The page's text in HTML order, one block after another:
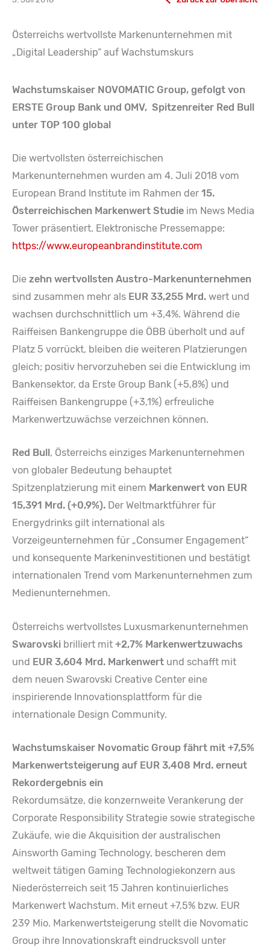
Österreichs wertvollste Markenunternehmen mit
„Digital Leadership“ auf Wachstumskurs
Wachstumskaiser NOVOMATIC Group, gefolgt von
ERSTE Group Bank und OMV, Spitzenreiter Red Bull
unter TOP 100 global
Die wertvollsten österreichischen
Markenunternehmen wurden am 4. Juli 2018 vom
European Brand Institute im Rahmen der 15.
Österreichischen Markenwert Studie im News Media
Tower präsentiert. Elektronische Pressemappe:
https://www.europeanbrandinstitute.com
Die zehn wertvollsten Austro-Markenunternehmen
sind zusammen mehr als EUR 33,255 Mrd. wert und
wachsen durchschnittlich um +3,4%. Während die
Raiffeisen Bankengruppe die ÖBB überholt und auf
Platz 5 vorrückt, bleiben die weiteren Platzierungen
gleich; positiv hervorzuheben sei die Entwicklung im
Bankensektor, da Erste Group Bank (+5,8%) und
Raiffeisen Bankengruppe (+3,1%) erfreuliche
Markenwertzuwächse verzeichnen können.
Red Bull , Österreichs einziges Markenunternehmen
von globaler Bedeutung behauptet
Spitzenplatzierung mit einem Markenwert von EUR
15,391 Mrd. (+0,9%). Der Weltmarktführer für
Energydrinks gilt international als
Vorzeigeunternehmen für „Consumer Engagement“
und konsequente Markeninvestitionen und bestätigt
internationalen Trend vom Markenunternehmen zum
Medienunternehmen.
Österreichs wertvollstes Luxusmarkenunternehmen
Swarovski brilliert mit +2,7% Markenwertzuwachs
und EUR 3,604 Mrd. Markenwert und schafft mit
dem neuen Swarovski Creative Center eine
inspirierende Innovationsplattform für die
internationale Design Community.
Wachstumskaiser Novomatic Group fährt mit +7,5%
Markenwertsteigerung auf EUR 3,408 Mrd. erneut
Rekordergebnis ein
Rekordumsätze, die konzernweite Verankerung der
Corporate Responsibility Strategie sowie strategische
Zukäufe, wie die Akquisition der australischen
Ainsworth Gaming Technology, bescheren dem
weltweit tätigen Gaming Technologiekonzern aus
Niederösterreich seit 15 Jahren kontinuierliches
Markenwert Wachstum. Mit erneut +7,5% bzw. EUR
239 Mio. Markenwertsteigerung stellt die Novomatic
Group ihre Innovationskraft eindrucksvoll unter